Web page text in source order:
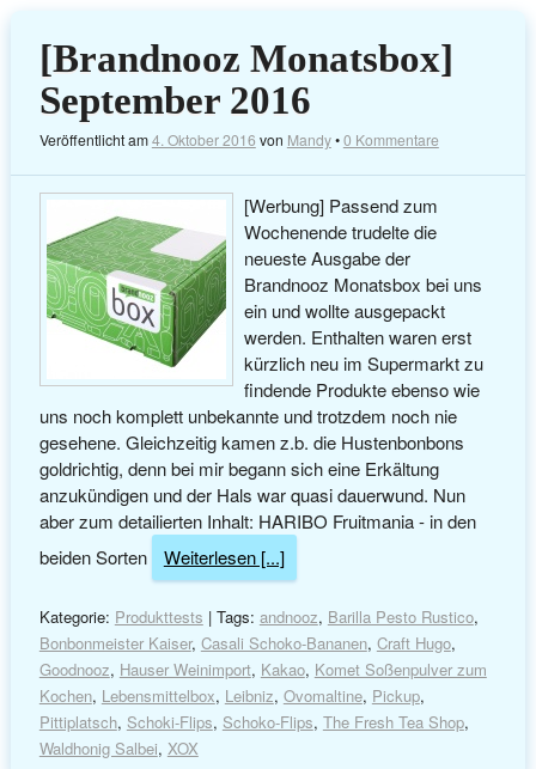
[Brandnooz Monatsbox]
September 2016
Veröffentlicht am4. Oktober 2016 von Mandy•0 Kommentare
[Werbung] Passend zum
Wochenende trudelte die
neueste Ausgabe der
Brandnooz Monatsbox bei uns
ein und wollte ausgepackt
werden. Enthalten waren erst
kürzlich neu im Supermarkt zu
findende Produkte ebenso wie
uns noch komplett unbekannte und trotzdem noch nie
gesehene. Gleichzeitig kamen z.b. die Hustenbonbons
goldrichtig, denn bei mir begann sich eine Erkältung
anzukündigen und der Hals war quasi dauerwund. Nun
aber zum detailierten Inhalt: HARIBO Fruitmania - in den
beiden Sorten
Weiterlesen [...]
Kategorie: Produkttests | Tags: andnooz, Barilla Pesto Rustico,
Bonbonmeister Kaiser, Casali Schoko-Bananen, Craft Hugo,
Goodnooz, Hauser Weinimport, Kakao, Komet Soßenpulver zum
Kochen, Lebensmittelbox, Leibniz, Ovomaltine, Pickup,
Pittiplatsch, Schoki-Flips, Schoko-Flips, The Fresh Tea Shop,
Waldhonig Salbei, XOX